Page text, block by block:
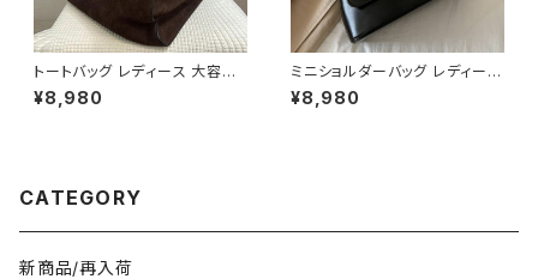
トートバッグ レディース 大容量
レザー調 ビッグバッグ シンプル
肩掛けバッグ 通勤バッグ 通学バ
¥8,980
ミニショルダーバッグ レディース
ワンハンドルバッグ レトロ ハン
ドバッグ コンパクトバッグ 上品
¥8,980
CATEGORY
新商品/再入荷